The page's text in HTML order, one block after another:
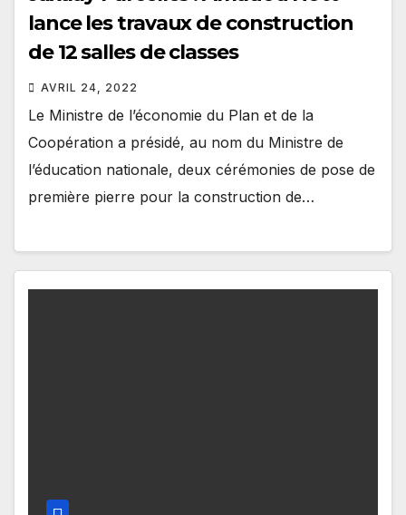
lance les travaux de construction
de 12 salles de classes
AVRIL 24, 2022
Le Ministre de l’économie du Plan et de la
Coopération a présidé, au nom du Ministre de
l’éducation nationale, deux cérémonies de pose de
première pierre pour la construction de…